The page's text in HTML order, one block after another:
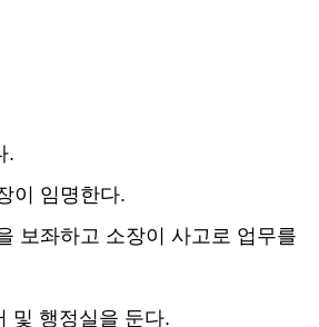
.
이 임명한다.
보좌하고 소장이 사고로 업무를
및 행정실을 둔다.